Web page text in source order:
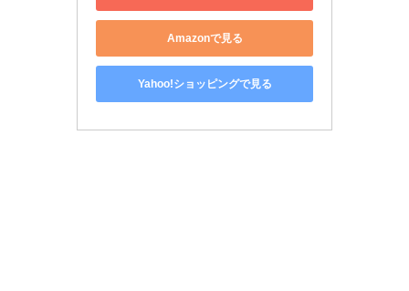
Amazonで見る
Yahoo!ショッピングで見る